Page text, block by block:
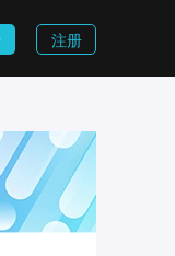
注册